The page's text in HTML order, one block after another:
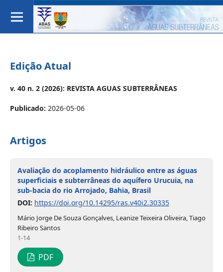
Edição Atual
v. 40 n. 2 (2026): REVISTA AGUAS SUBTERRÂNEAS
Publicado: 2026-05-06
Artigos
Avaliação do acoplamento hidráulico entre as águas
superficiais e subterrâneas do aquífero Urucuia, na
sub-bacia do rio Arrojado, Bahia, Brasil
DOI: https://doi.org/10.14295/ras.v40i2.30335
Mário Jorge De Souza Gonçalves, Leanize Teixeira Oliveira, Tiago
Ribeiro Santos
1-14
PDF